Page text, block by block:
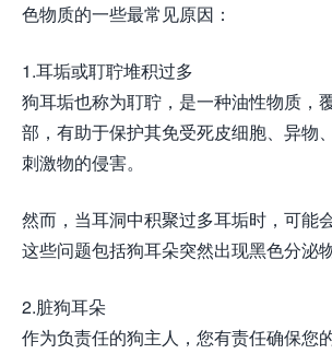
色物质的一些最常见原因：
1.耳垢或耵聍堆积过多
狗耳垢也称为耵聍，是一种油性物质，
部，有助于保护其免受死皮细胞、异物
刺激物的侵害。
然而，当耳洞中积聚过多耳垢时，可能
这些问题包括狗耳朵突然出现黑色分泌
2.脏狗耳朵
作为负责任的狗主人，您有责任确保您